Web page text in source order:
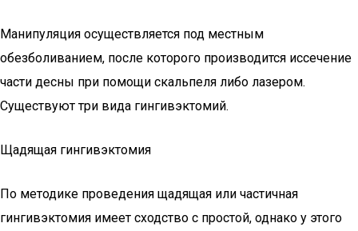
Манипуляция осуществляется под местным
обезболиванием, после которого производится иссечение
части десны при помощи скальпеля либо лазером.
Существуют три вида гингивэктомий.
Щадящая гингивэктомия
По методике проведения щадящая или частичная
гингивэктомия имеет сходство с простой, однако у этого